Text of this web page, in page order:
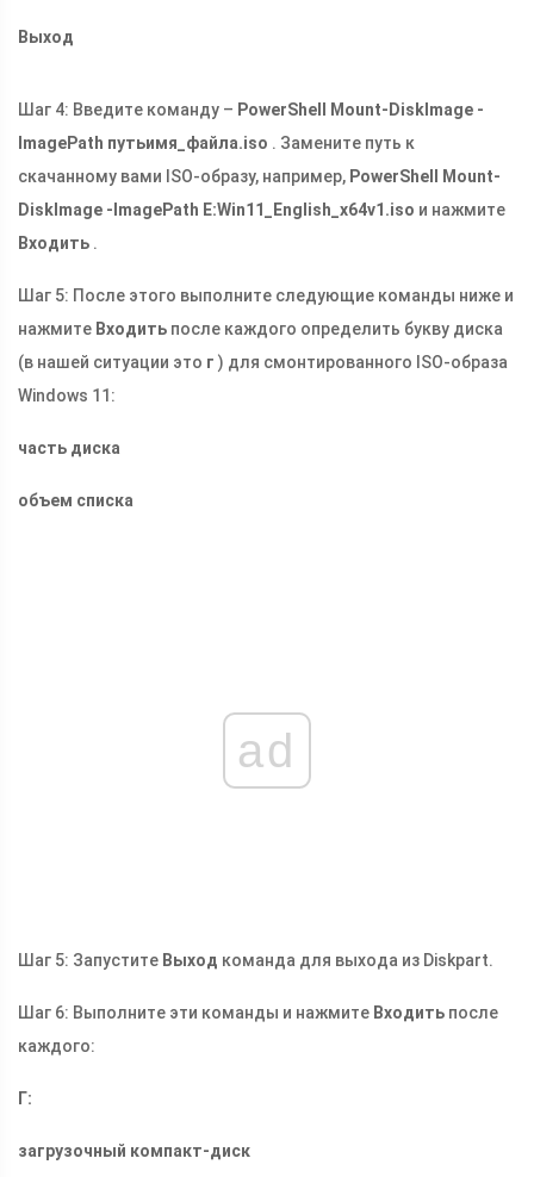
Выход
Шаг 4: Введите команду – PowerShell Mount-DiskImage -
ImagePath путьимя_файла.iso . Замените путь к
скачанному вами ISO-образу, например, PowerShell Mount-
DiskImage -ImagePath E:Win11_English_x64v1.iso и нажмите
Входить .
Шаг 5: После этого выполните следующие команды ниже и
нажмите Входить после каждого определить букву диска
(в нашей ситуации это г ) для смонтированного ISO-образа
Windows 11:
часть диска
объем списка
ad
Шаг 5: Запустите Выход команда для выхода из Diskpart.
Шаг 6: Выполните эти команды и нажмите Входить после
каждого:
Г:
загрузочный компакт-диск